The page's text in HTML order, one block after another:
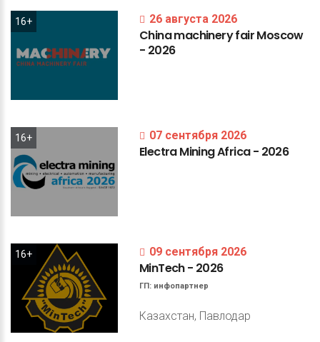
16+ 26 августа 2026
ChinamachineryfairMoscow
- 2026
16+ 07 сентября 2026
ElectraMiningAfrica- 2026
16+ 09 сентября 2026
MinTech- 2026
ГП: инфопартнер
Казахстан, Павлодар